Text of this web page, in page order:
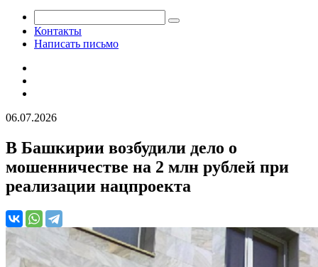
Контакты
Написать письмо
06.07.2026
В Башкирии возбудили дело о
мошенничестве на 2 млн рублей при
реализации нацпроекта